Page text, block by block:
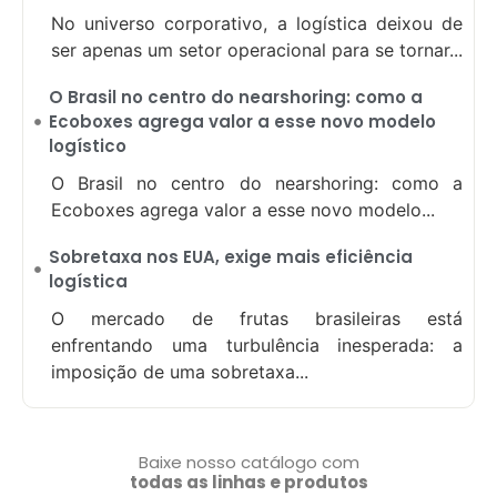
No universo corporativo, a logística deixou de
ser apenas um setor operacional para se tornar...
O Brasil no centro do nearshoring: como a
Ecoboxes agrega valor a esse novo modelo
logístico
O Brasil no centro do nearshoring: como a
Ecoboxes agrega valor a esse novo modelo...
Sobretaxa nos EUA, exige mais eficiência
logística
O mercado de frutas brasileiras está
enfrentando uma turbulência inesperada: a
imposição de uma sobretaxa...
Baixe nosso catálogo com
todas as linhas e produtos